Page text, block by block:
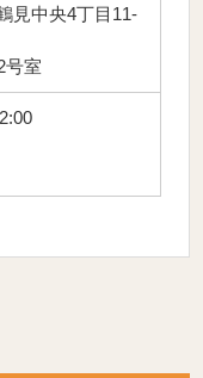
見中央4丁目11-
号室